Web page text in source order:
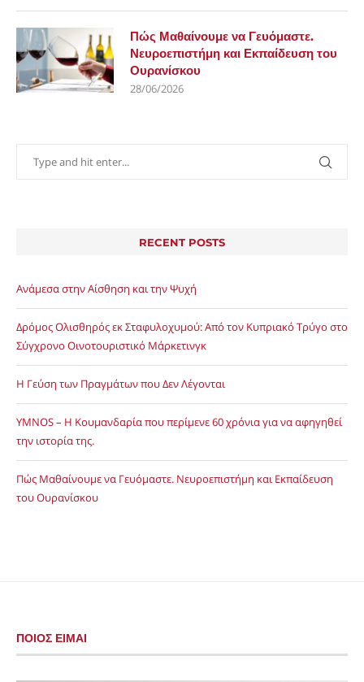
Πώς Μαθαίνουμε να Γευόμαστε.
Νευροεπιστήμη και Εκπαίδευση του
Ουρανίσκου
28/06/2026
RECENT POSTS
Ανάμεσα στην Αίσθηση και την Ψυχή
Δρόμος Ολισθηρός εκ Σταφυλοχυμού: Από τον Κυπριακό Τρύγο στο
Σύγχρονο Οινοτουριστικό Μάρκετινγκ
Η Γεύση των Πραγμάτων που Δεν Λέγονται
YMNOS – Η Κουμανδαρία που περίμενε 60 χρόνια για να αφηγηθεί
την ιστορία της.
Πώς Μαθαίνουμε να Γευόμαστε. Νευροεπιστήμη και Εκπαίδευση
του Ουρανίσκου
ΠΟΙΟΣ ΕΙΜΑΙ